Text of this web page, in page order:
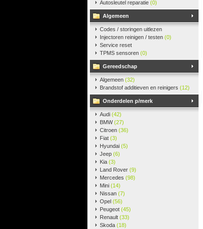
Autosleutel reparatie (0)
Algemeen
Codes / storingen uitlezen
Injectoren reinigen / testen (0)
Service reset
TPMS sensoren (0)
Gereedschap
Algemeen (32)
Brandstof additieven en reinigers (12)
Onderdelen p/merk
Audi (42)
BMW(27)
Citroen (36)
Fiat (3)
Hyundai (5)
Jeep (6)
Kia (3)
Land Rover (9)
Mercedes (98)
Mini (14)
Nissan (7)
Opel (56)
Peugeot (45)
Renault (33)
Skoda (18)